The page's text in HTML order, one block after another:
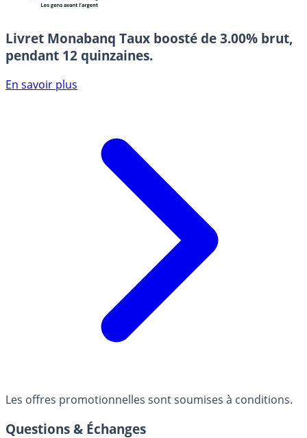
Livret Monabanq Taux boosté de 3.00% brut,
pendant 12 quinzaines.
En savoir plus
Les offres promotionnelles sont soumises à conditions.
Questions & Échanges